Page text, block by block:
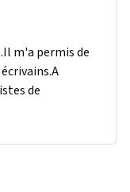
m'a permis de
de